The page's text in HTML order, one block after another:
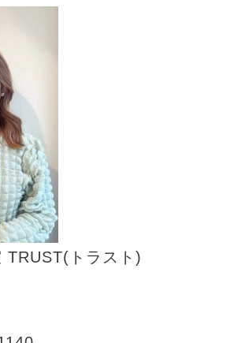
TRUST(トラスト)